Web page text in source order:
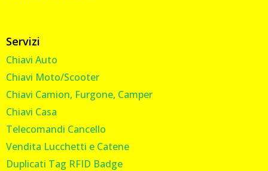
Servizi
Chiavi Auto
Chiavi Moto/Scooter
Chiavi Camion, Furgone, Camper
Chiavi Casa
Telecomandi Cancello
Vendita Lucchetti e Catene
Duplicati Tag RFID Badge